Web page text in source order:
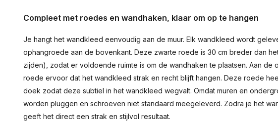
Compleet met roedes en wandhaken, klaar om op te hangen
Je hangt het wandkleed eenvoudig aan de muur. Elk wandkleed wordt
ophangroede aan de bovenkant. Deze zwarte roede is 30 cm breder dan
zijden), zodat er voldoende ruimte is om de wandhaken te plaatsen. Aan de
roede ervoor dat het wandkleed strak en recht blijft hangen. Deze roede
doek zodat deze subtiel in het wandkleed wegvalt. Omdat muren en
worden pluggen en schroeven niet standaard meegeleverd. Zodra je het
geeft het direct een strak en stijlvol resultaat.